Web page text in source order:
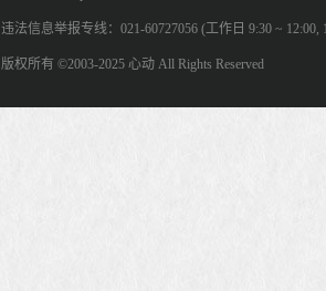
违法信息举报专线：021-60727056 (工作日 9:30 ~ 12:00,
版权所有 ©2003-2025 心动 All Rights Reserved